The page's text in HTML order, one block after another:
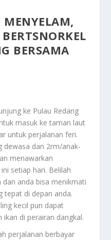
BERSAMA
ke Pulau Redang
masuk ke taman laut
untuk perjalanan feri.
dewasa dan 2rm/anak-
menawarkan
setiap hari. Belilah
anda bisa menikmati
tepat di depan anda.
kecil pun dapat
di perairan dangkal.
perjalanan berbayar